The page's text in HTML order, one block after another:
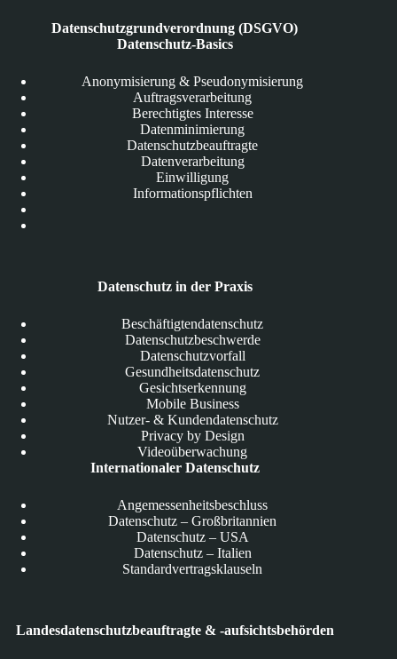
Datenschutzgrundverordnung (DSGVO)
Datenschutz-Basics
Anonymisierung & Pseudonymisierung
Auftragsverarbeitung
Berechtigtes Interesse
Datenminimierung
Datenschutzbeauftragte
Datenverarbeitung
Einwilligung
Informationspflichten
Datenschutz in der Praxis
Beschäftigtendatenschutz
Datenschutzbeschwerde
Datenschutzvorfall
Gesundheitsdatenschutz
Gesichtserkennung
Mobile Business
Nutzer- & Kundendatenschutz
Privacy by Design
Videoüberwachung
Internationaler Datenschutz
Angemessenheitsbeschluss
Datenschutz – Großbritannien
Datenschutz – USA
Datenschutz – Italien
Standardvertragsklauseln
Landesdatenschutzbeauftragte & -aufsichtsbehörden